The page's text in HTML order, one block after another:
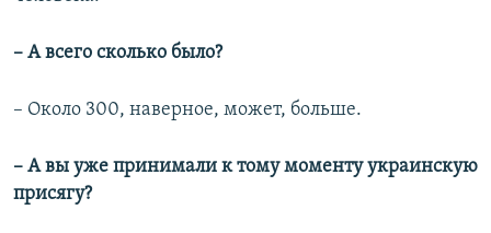
– А всего сколько было?
– Около 300, наверное, может, больше.
– А вы уже принимали к тому моменту украинскую
присягу?